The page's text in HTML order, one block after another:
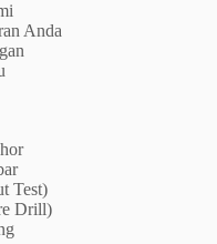
Anda
Test)
Drill)